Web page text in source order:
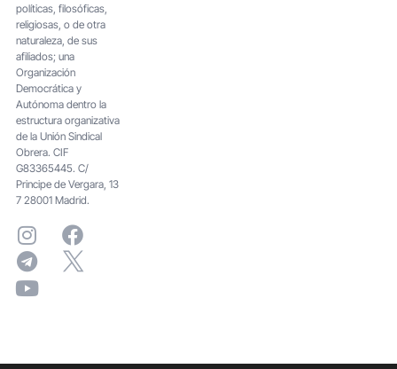
políticas, filosóficas,
religiosas, o de otra
naturaleza, de sus
afiliados; una
Organización
Democrática y
Autónoma dentro la
estructura organizativa
de la Unión Sindical
Obrera. CIF
G83365445. C/
Principe de Vergara, 13
7 28001 Madrid.